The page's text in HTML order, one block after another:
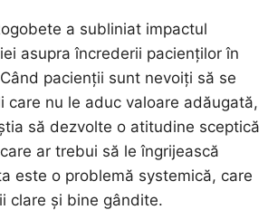
a subliniat impactul
asupra încrederii pacienților în
pacienții sunt nevoiți să se
care nu le aduc valoare adăugată,
să dezvolte o atitudine sceptică
ar trebui să le îngrijească
este o problemă systemică, care
clare și bine gândite.